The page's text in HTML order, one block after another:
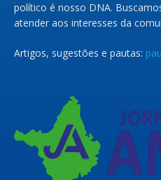
político é nosso DNA.
atender aos interesses da
Artigos, sugestões e pautas: